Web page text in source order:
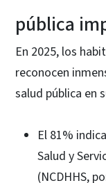
pública
En 2025, los
reconocen
salud pública en
El 81%
Salud y
(NCDHHS,